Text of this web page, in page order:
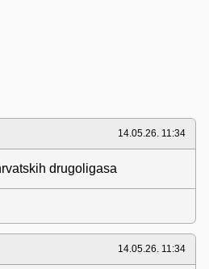
14.05.26. 11:34
drugoligasa
14.05.26. 11:34